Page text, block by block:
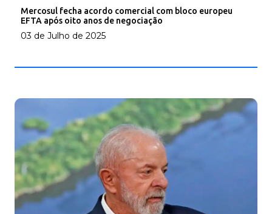
Mercosul fecha acordo comercial com bloco europeu
EFTA após oito anos de negociação
03 de Julho de 2025